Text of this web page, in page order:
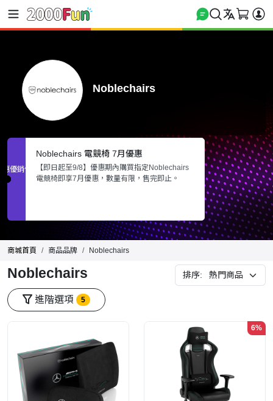
Noblechairs
促銷優惠
Noblechairs 電競椅 7月優惠
【即日起至9/8】優惠期內購買指定Noblechairs
電競椅即享7月優惠，數量有限，售完即止。
商城首頁 商品品牌 Noblechairs
Noblechairs 排序:
進階選項 5
6%